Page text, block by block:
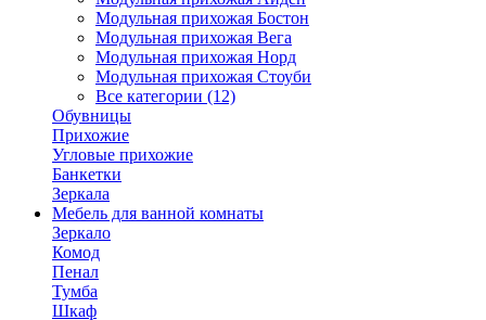
Модульная прихожая Бостон
Модульная прихожая Вега
Модульная прихожая Норд
Модульная прихожая Стоуби
Все категории (12)
Обувницы
Прихожие
Угловые прихожие
Банкетки
Зеркала
Мебель для ванной комнаты
Зеркало
Комод
Пенал
Тумба
Шкаф